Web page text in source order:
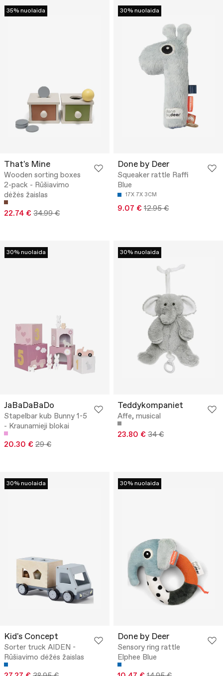
35% nuolaida
That's Mine
Wooden sorting boxes
2-pack - Rūšiavimo
dėžės žaislas
22.74 € 34.99 €
30% nuolaida
Done by Deer
Squeaker rattle Raffi
Blue
17X 7X 3CM
9.07 € 12.95 €
30% nuolaida
JaBaDaBaDo
Stapelbar kub Bunny 1-5
- Kraunamieji blokai
20.30 € 29 €
30% nuolaida
Teddykompaniet
Affe, musical
23.80 € 34 €
30% nuolaida
Kid's Concept
Sorter truck AIDEN -
Rūšiavimo dėžės žaislas
30% nuolaida
Done by Deer
Sensory ring rattle
Elphee Blue